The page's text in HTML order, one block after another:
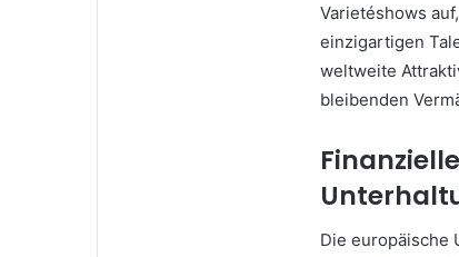
Varietéshows
einzigartigen
weltweite
bleibenden
Die europäische